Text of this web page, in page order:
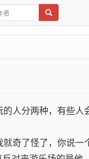
人分两种，有些人
奇了怪了，你说一